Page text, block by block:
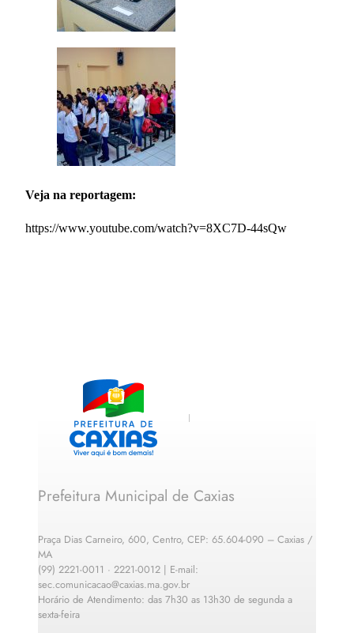
Veja na reportagem:
https://www.youtube.com/watch?v=8XC7D-44sQw
Prefeitura Municipal de Caxias
Praça Dias Carneiro, 600, Centro, CEP: 65.604-090 – Caxias /
MA
(99) 2221-0011 · 2221-0012 | E-mail:
sec.comunicacao@caxias.ma.gov.br
Horário de Atendimento: das 7h30 as 13h30 de segunda a
sexta-feira